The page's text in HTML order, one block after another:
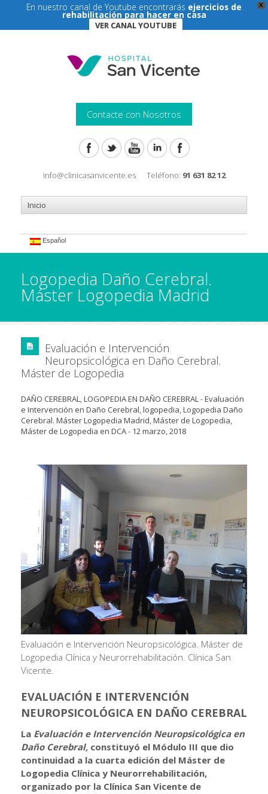
X
En nuestro canal de Youtube encontrarás ejercicios de
rehabilitación para hacer en casa
VER CANAL YOUTUBE
Contacte con Nosotros
info@clinicasanvicente.es Teléfono: 91 631 82 12
Español
Logopedia Daño Cerebral.
Máster Logopedia Madrid
Evaluación e Intervención
Neuropsicológica en Daño Cerebral.
Máster de Logopedia
DAÑO CEREBRAL,LOGOPEDIA EN DAÑO CEREBRAL-Evaluación
e Intervención en Daño Cerebral,logopedia,Logopedia Daño
Cerebral. Máster Logopedia Madrid,Máster de Logopedia,
Máster de Logopedia en DCA- 12 marzo, 2018
Evaluación e Intervención Neuropsicológica. Máster de
Logopedia Clínica y Neurorrehabilitación. Clínica San
Vicente.
EVALUACIÓN E INTERVENCIÓN
NEUROPSICOLÓGICA EN DAÑO CEREBRAL
La Evaluación e Intervención Neuropsicológica en
Daño Cerebral, constituyó el Módulo III que dio
continuidad a la cuarta edición del Máster de
Logopedia Clínica y Neurorrehabilitación,
organizado por la Clínica San Vicente de